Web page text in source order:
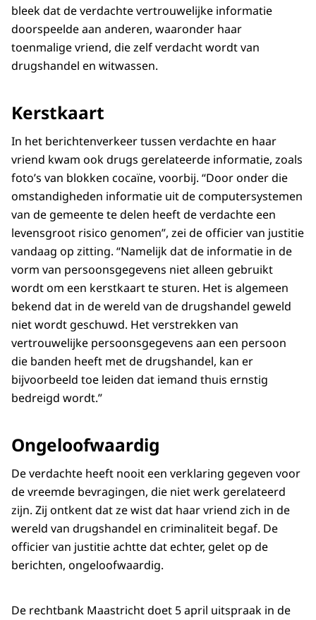
bleek dat de verdachte vertrouwelijke informatie
doorspeelde aan anderen, waaronder haar
toenmalige vriend, die zelf verdacht wordt van
drugshandel en witwassen.
Kerstkaart
In het berichtenverkeer tussen verdachte en haar
vriend kwam ook drugs gerelateerde informatie, zoals
foto’s van blokken cocaïne, voorbij. “Door onder die
omstandigheden informatie uit de computersystemen
van de gemeente te delen heeft de verdachte een
levensgroot risico genomen”, zei de officier van justitie
vandaag op zitting. “Namelijk dat de informatie in de
vorm van persoonsgegevens niet alleen gebruikt
wordt om een kerstkaart te sturen. Het is algemeen
bekend dat in de wereld van de drugshandel geweld
niet wordt geschuwd. Het verstrekken van
vertrouwelijke persoonsgegevens aan een persoon
die banden heeft met de drugshandel, kan er
bijvoorbeeld toe leiden dat iemand thuis ernstig
bedreigd wordt.”
Ongeloofwaardig
De verdachte heeft nooit een verklaring gegeven voor
de vreemde bevragingen, die niet werk gerelateerd
zijn. Zij ontkent dat ze wist dat haar vriend zich in de
wereld van drugshandel en criminaliteit begaf. De
officier van justitie achtte dat echter, gelet op de
berichten, ongeloofwaardig.
De rechtbank Maastricht doet 5 april uitspraak in de